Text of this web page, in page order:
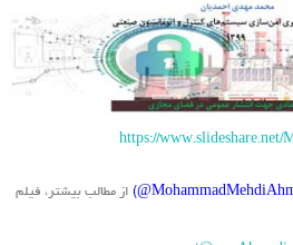
https://www.slideshare.net/
از مطالب بیشتر، فیلم